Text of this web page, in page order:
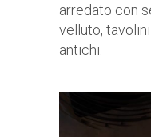
arredato con
velluto,
antichi.